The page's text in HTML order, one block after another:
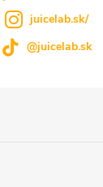
juicelab.sk/
@juicelab.sk